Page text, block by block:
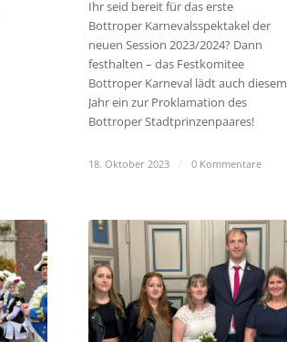
Ihr seid bereit für das erste
Bottroper Karnevalsspektakel der
neuen Session 2023/2024? Dann
festhalten – das Festkomitee
Bottroper Karneval lädt auch diesem
Jahr ein zur Proklamation des
Bottroper Stadtprinzenpaares!
18. Oktober 2023 / 0 Kommentare